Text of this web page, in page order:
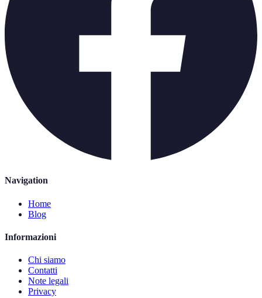
Navigation
Home
Blog
Informazioni
Chi siamo
Contatti
Note legali
Privacy